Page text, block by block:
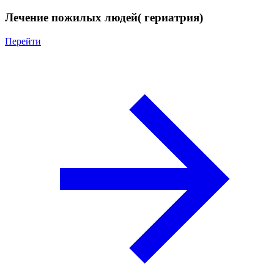
Лечение пожилых людей( гериатрия)
Перейти